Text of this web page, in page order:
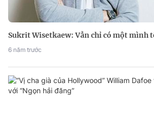
Sukrit Wisetkaew: Vẫn chỉ có một mình
6 năm trước